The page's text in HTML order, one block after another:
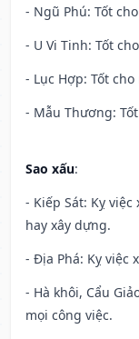
- Ngũ Phú: Tốt
- U Vi Tinh: Tốt
- Lục Hợp: Tốt cho
- Mẫu Thương:
Sao xấu:
- Kiếp Sát: Kỵ
hay xây dựng.
- Địa Phá: Kỵ việc
- Hà khôi, Cẩu
mọi công việc.